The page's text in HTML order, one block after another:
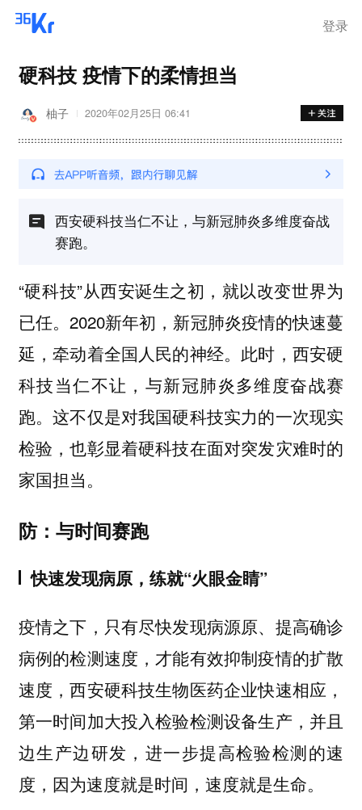
登录
硬科技 疫情下的柔情担当
柚子 2020年02月25日 06:41
西安硬科技当仁不让，与新冠肺炎多维度奋战
赛跑。
“硬科技”从西安诞生之初，就以改变世界为
已任。2020新年初，新冠肺炎疫情的快速蔓
延，牵动着全国人民的神经。此时，西安硬
科技当仁不让，与新冠肺炎多维度奋战赛
跑。这不仅是对我国硬科技实力的一次现实
检验，也彰显着硬科技在面对突发灾难时的
家国担当。
防：与时间赛跑
快速发现病原，练就“火眼金睛”
疫情之下，只有尽快发现病源原、提高确诊
病例的检测速度，才能有效抑制疫情的扩散
速度，西安硬科技生物医药企业快速相应，
第一时间加大投入检验检测设备生产，并且
边生产边研发，进一步提高检验检测的速
度，因为速度就是时间，速度就是生命。